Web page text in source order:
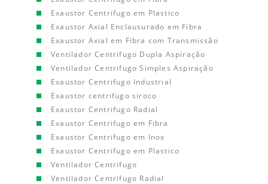
Exaustor Centrifugo em Plastico
Exaustor Axial Enclausurado em Fibra
Exaustor Axial em Fibra com Transmissão
Ventilador Centrifugo Dupla Aspiração
Ventilador Centrifugo Simples Aspiração
Exaustor Centrifugo Industrial
Exaustor centrifugo siroco
Exaustor Centrifugo Radial
Exaustor Centrifugo em Fibra
Exaustor Centrifugo em Inox
Exaustor Centrifugo em Plastico
Ventilador Centrifugo
Ventilador Centrifugo Radial